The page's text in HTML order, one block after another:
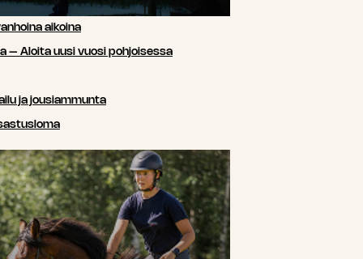
aikoina
– Aloita uusi vuosi pohjoisessa
ja jousiammunta